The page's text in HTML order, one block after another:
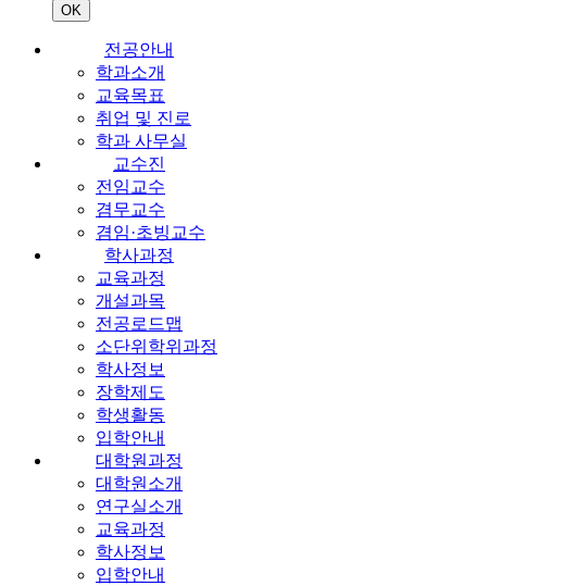
OK
전공안내
학과소개
교육목표
취업 및 진로
학과 사무실
교수진
전임교수
겸무교수
겸임·초빙교수
학사과정
교육과정
개설과목
전공로드맵
소단위학위과정
학사정보
장학제도
학생활동
입학안내
대학원과정
대학원소개
연구실소개
교육과정
학사정보
입학안내